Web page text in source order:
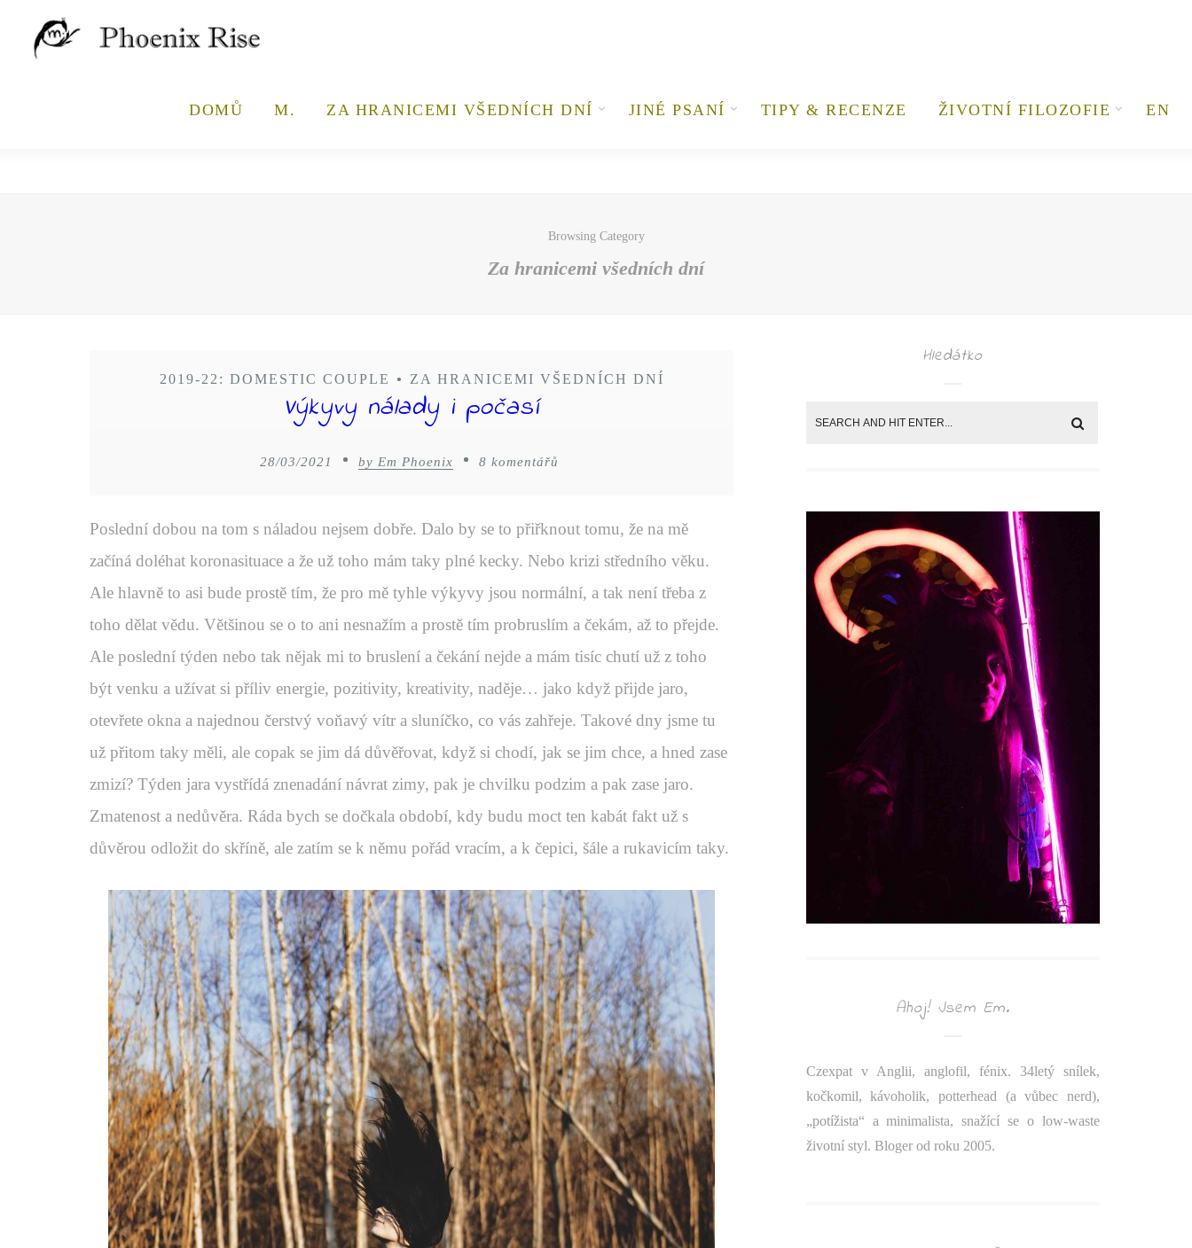
DOMŮ M. ZA HRANICEMI VŠEDNÍCH DNÍ JINÉ PSANÍ TIPY & RECENZE ŽIVOTNÍ FILOZOFIE EN
Browsing Category
Za hranicemi všedních dní
2019-22: DOMESTIC COUPLE • ZA HRANICEMI VŠEDNÍCH DNÍ
Výkyvy nálady i počasí
28/03/2021 by Em Phoenix 8 komentářů
Poslední dobou na tom s náladou nejsem dobře. Dalo by se to přiřknout tomu, že na mě
začíná doléhat koronasituace a že už toho mám taky plné kecky. Nebo krizi středního věku.
Ale hlavně to asi bude prostě tím, že pro mě tyhle výkyvy jsou normální, a tak není třeba z
toho dělat vědu. Většinou se o to ani nesnažím a prostě tím probruslím a čekám, až to přejde.
Ale poslední týden nebo tak nějak mi to bruslení a čekání nejde a mám tisíc chutí už z toho
být venku a užívat si příliv energie, pozitivity, kreativity, naděje… jako když přijde jaro,
otevřete okna a najednou čerstvý voňavý vítr a sluníčko, co vás zahřeje. Takové dny jsme tu
už přitom taky měli, ale copak se jim dá důvěřovat, když si chodí, jak se jim chce, a hned zase
zmizí? Týden jara vystřídá znenadání návrat zimy, pak je chvilku podzim a pak zase jaro.
Zmatenost a nedůvěra. Ráda bych se dočkala období, kdy budu moct ten kabát fakt už s
důvěrou odložit do skříně, ale zatím se k němu pořád vracím, a k čepici, šále a rukavicím taky.
Hledátko
Ahoj! Jsem Em.
Czexpat v Anglii, anglofil, fénix. 34letý snílek,
kočkomil, kávoholik, potterhead (a vůbec nerd),
„potížista“ a minimalista, snažící se o low-waste
životní styl. Bloger od roku 2005.